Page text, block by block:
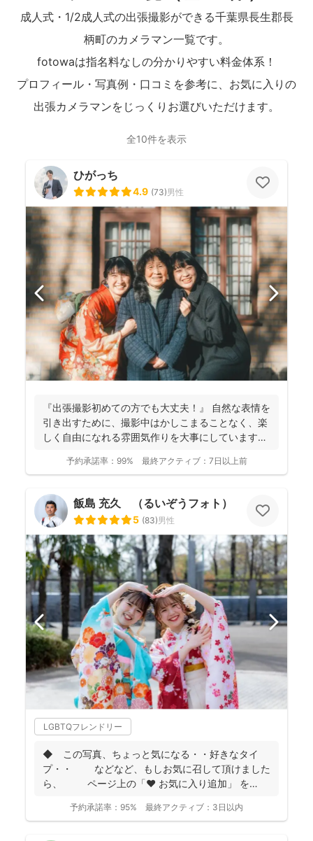
成人式・1/2成人式の出張撮影ができる千葉県長生郡長
柄町のカメラマン一覧です。
fotowaは指名料なしの分かりやすい料金体系！
プロフィール・写真例・口コミを参考に、お気に入りの
出張カメラマンをじっくりお選びいただけます。
全10件を表示
ひがっち
4.9 (73)男性
『出張撮影初めての方でも大丈夫！』 自然な表情を
引き出すために、撮影中はかしこまることなく、楽
しく自由になれる雰囲気作りを大事にしています＾
予約承諾率： 99% 最終アクティブ： 7日以上前
飯島 充久 （るいぞうフォト）
5 (83)男性
LGBTQフレンドリー
◆ この写真、ちょっと気になる・・好きなタイ
プ・・ などなど、もしお気に召して頂けました
ら、 ページ上の「❤ お気に入り追加」 を
予約承諾率： 95% 最終アクティブ： 3日以内